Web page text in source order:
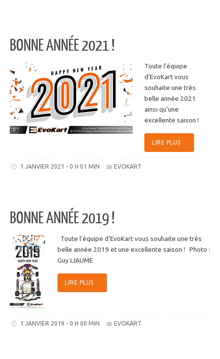
BONNE ANNÉE 2021 !
Toute l’équipe
d’EvoKart vous
souhaite une très
belle année 2021
ainsi qu’une
excellente saison !
LIRE PLUS
1 JANVIER 2021 - 0 H 01 MIN EVOKART
BONNE ANNÉE 2019 !
Toute l’équipe d’EvoKart vous souhaite une très
belle année 2019 et une excellente saison ! Photo :
Guy LIAUME
LIRE PLUS
1 JANVIER 2019 - 0 H 00 MIN EVOKART